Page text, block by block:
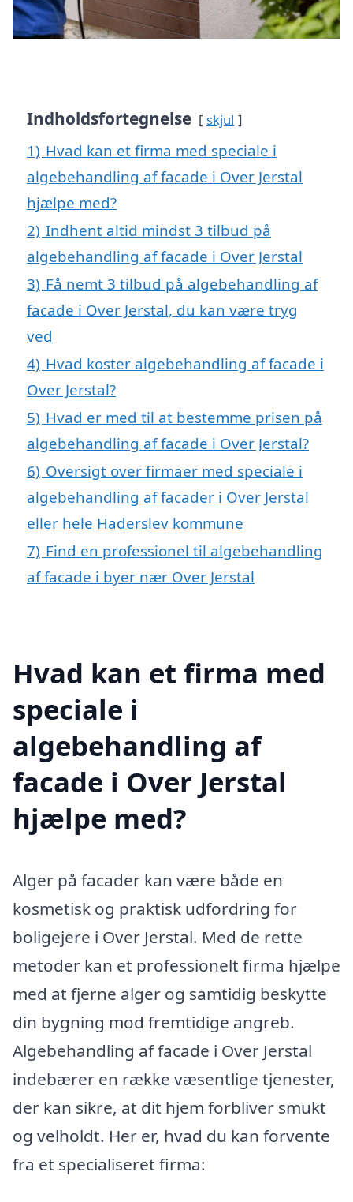
Indholdsfortegnelse skjul
1) Hvad kan et firma med speciale i
algebehandling af facade i Over Jerstal
hjælpe med?
2) Indhent altid mindst 3 tilbud på
algebehandling af facade i Over Jerstal
3) Få nemt 3 tilbud på algebehandling af
facade i Over Jerstal, du kan være tryg
ved
4) Hvad koster algebehandling af facade i
Over Jerstal?
5) Hvad er med til at bestemme prisen på
algebehandling af facade i Over Jerstal?
6) Oversigt over firmaer med speciale i
algebehandling af facader i Over Jerstal
eller hele Haderslev kommune
7) Find en professionel til algebehandling
af facade i byer nær Over Jerstal
Hvad kan et firma med
speciale i
algebehandling af
facade i Over Jerstal
hjælpe med?
Alger på facader kan være både en
kosmetisk og praktisk udfordring for
boligejere i Over Jerstal. Med de rette
metoder kan et professionelt firma hjælpe
med at fjerne alger og samtidig beskytte
din bygning mod fremtidige angreb.
Algebehandling af facade i Over Jerstal
indebærer en række væsentlige tjenester,
der kan sikre, at dit hjem forbliver smukt
og velholdt. Her er, hvad du kan forvente
fra et specialiseret firma: